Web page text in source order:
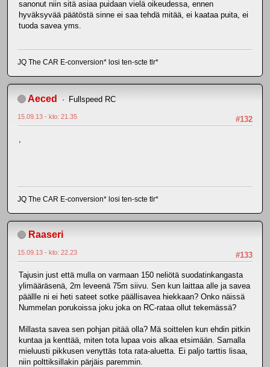
sanonut niin sitä asiaa puidaan vielä oikeudessa, ennen
hyväksyvää päätöstä sinne ei saa tehdä mitää, ei kaataa puita, ei
tuoda savea yms.
JQ The CAR E-conversion* losi ten-scte tlr*
Aeced Fullspeed RC
#132
15.09.13 - klo: 21.35
JQ The CAR E-conversion* losi ten-scte tlr*
Raaseri
#133
15.09.13 - klo: 22.23
Tajusin just että mulla on varmaan 150 neliötä suodatinkangasta
ylimääräsenä, 2m leveenä 75m siivu. Sen kun laittaa alle ja savea
päällle ni ei heti sateet sotke päällisavea hiekkaan? Onko näissä
Nummelan porukoissa joku joka on RC-rataa ollut tekemässä?
Millasta savea sen pohjan pitää olla? Mä soittelen kun ehdin pitkin
kuntaa ja kenttää, miten tota lupaa vois alkaa etsimään. Samalla
mieluusti pikkusen venyttäs tota rata-aluetta. Ei paljo tarttis lisaa,
niin polttiksillakin pärjäis paremmin.